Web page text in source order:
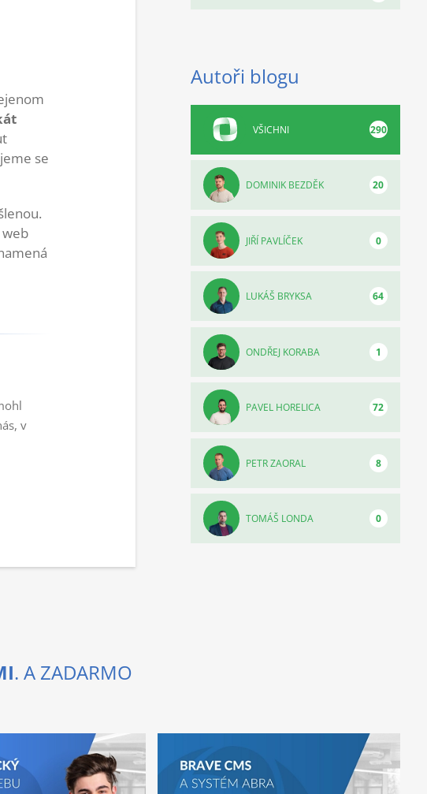
se
v
Autoři blogu
VŠICHNI 290
DOMINIK BEZDĚK 20
JIŘÍ PAVLÍČEK 0
LUKÁŠ BRYKSA 64
ONDŘEJ KORABA 1
PAVEL HORELICA 72
PETR ZAORAL 8
TOMÁŠ LONDA 0
. A ZADARMO